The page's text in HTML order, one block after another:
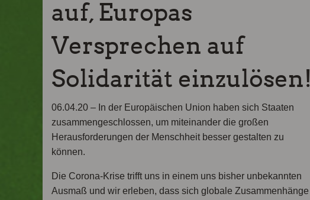
auf, Europas
Versprechen auf
Solidarität einzulösen!
06.04.20 – In der Europäischen Union haben sich Staaten
zusammengeschlossen, um miteinander die großen
Herausforderungen der Menschheit besser gestalten zu
können.
Die Corona-Krise trifft uns in einem uns bisher unbekannten
Ausmaß und wir erleben, dass sich globale Zusammenhänge